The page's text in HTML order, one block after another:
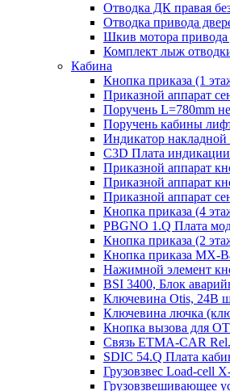
Отводка ДК правая
Отводка привода
Шкив мотора привода
Комплект лыж
Кабина
Кнопка приказа (1
Приказной аппарат
Поручень L=780mm
Поручень кабины
Индикатор
C3D Плата
Приказной аппарат
Приказной аппарат
Приказной аппарат
Кнопка приказа (4
PBGNO 1.Q Плата
Кнопка приказа (2
Кнопка приказа MX-
Нажимной элемент
BSI 3400, Блок
Ключевина Otis, 24В
Ключевина лючка
Кнопка вызова для
Связь ETMA-CAR
SDIC 54.Q Плата
Грузовзвес Load-cell
Грузовзвешивающее